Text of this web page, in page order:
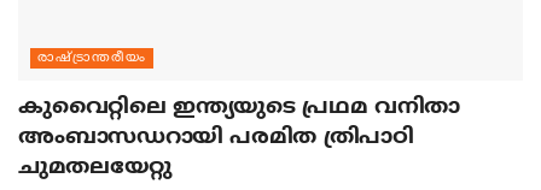
രാഷ്ട്രാന്തരീയം
കുവൈറ്റിലെ ഇന്ത്യയുടെ പ്രഥമ വനിതാ
അംബാസഡറായി പരമിത ത്രിപാഠി
ചുമതലയേറ്റു